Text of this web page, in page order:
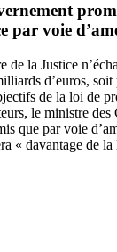
par voie
la Justice
d’euros,
de la loi de
le ministre des
que par voie
« davantage de